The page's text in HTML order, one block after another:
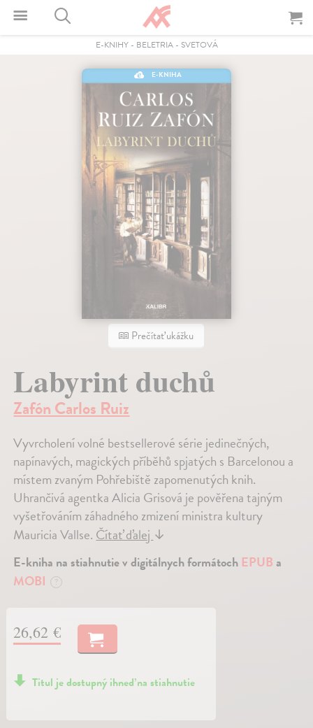
E-KNIHY- BELETRIA- SVETOVÁ
E-KNIHA
Prečítať ukážku
Labyrint duchů
Zafón Carlos Ruiz
Vyvrcholení volné bestsellerové série jedinečných,
napínavých, magických příběhů spjatých s Barcelonou a
místem zvaným Pohřebiště zapomenutých knih.
Uhrančivá agentka Alicia Grisová je pověřena tajným
vyšetřováním záhadného zmizení ministra kultury
Mauricia Vallse. Čítať ďalej ↓
E-kniha na stiahnutie v digitálnych formátoch EPUBa
MOBI
?
26,62 €
Titul je dostupný ihneď na stiahnutie